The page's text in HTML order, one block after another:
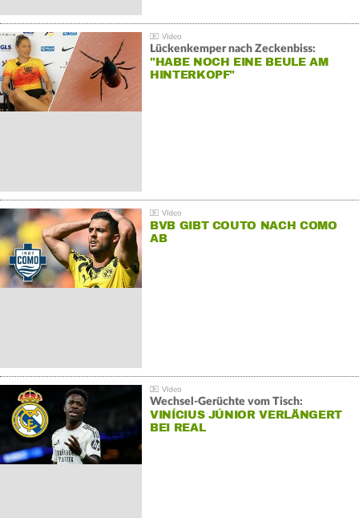
Lückenkemper nach Zeckenbiss:
"HABE NOCH EINE BEULE AM
HINTERKOPF"
BVB GIBT COUTO NACH COMO
AB
Wechsel-Gerüchte vom Tisch:
VINÍCIUS JÚNIOR VERLÄNGERT
BEI REAL